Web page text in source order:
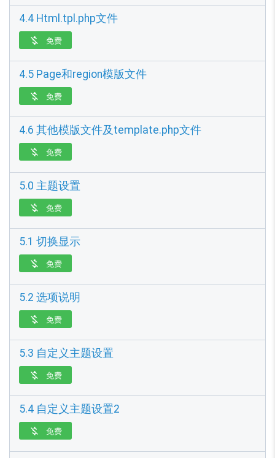
4.4 Html.tpl.php文件
 免费
4.5 Page和region模版文件
 免费
4.6 其他模版文件及template.php文件
 免费
5.0 主题设置
 免费
5.1 切换显示
 免费
5.2 选项说明
 免费
5.3 自定义主题设置
 免费
5.4 自定义主题设置2
 免费